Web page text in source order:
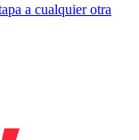
a cualquier otra